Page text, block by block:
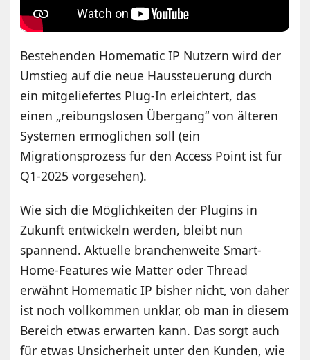
Bestehenden Homematic IP Nutzern wird der
Umstieg auf die neue Haussteuerung durch
ein mitgeliefertes Plug-In erleichtert, das
einen „reibungslosen Übergang“ von älteren
Systemen ermöglichen soll (ein
Migrationsprozess für den Access Point ist für
Q1-2025 vorgesehen).
Wie sich die Möglichkeiten der Plugins in
Zukunft entwickeln werden, bleibt nun
spannend. Aktuelle branchenweite Smart-
Home-Features wie Matter oder Thread
erwähnt Homematic IP bisher nicht, von daher
ist noch vollkommen unklar, ob man in diesem
Bereich etwas erwarten kann. Das sorgt auch
für etwas Unsicherheit unter den Kunden, wie